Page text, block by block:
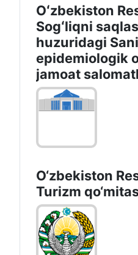
Oʻzbekiston
Sogʻliqni
huzuridagi
epidemiologik
jamoat
O‘zbekiston
Turizm